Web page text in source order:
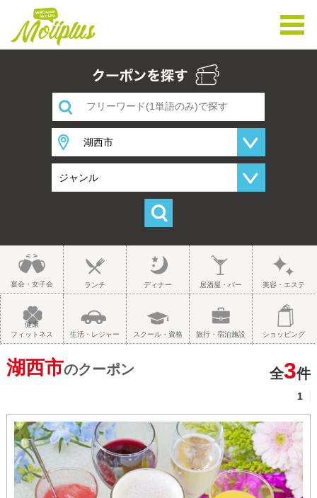
宴会・女子会 ランチ ディナー 居酒屋・バー 美容・エステ
健康
フィットネス
生活・レジャー スクール・資格 旅行・宿泊施設 ショッピング
湖西市のクーポン 全3件
1